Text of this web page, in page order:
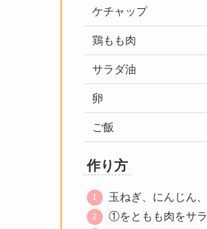
ケチャップ
鶏もも肉
サラダ油
卵
ご飯
作り方
玉ねぎ、にんじん
①をともも肉をサ